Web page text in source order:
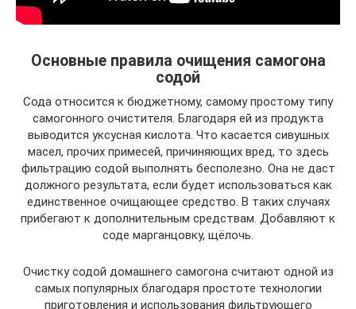
Основные правила очищения самогона
содой
Сода относится к бюджетному, самому простому типу
самогонного очистителя. Благодаря ей из продукта
выводится уксусная кислота. Что касается сивушных
масел, прочих примесей, причиняющих вред, то здесь
фильтрацию содой выполнять бесполезно. Она не даст
должного результата, если будет использоваться как
единственное очищающее средство. В таких случаях
прибегают к дополнительным средствам. Добавляют к
соде марганцовку, щёлочь.
Очистку содой домашнего самогона считают одной из
самых популярных благодаря простоте технологии
приготовления и использования фильтрующего